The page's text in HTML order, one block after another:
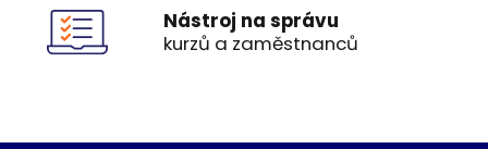
Nástroj na správu
kurzů a zaměstnanců